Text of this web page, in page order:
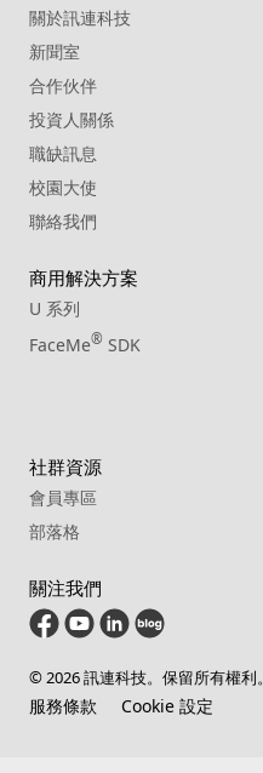
關於訊連科技
新聞室
合作伙伴
投資人關係
職缺訊息
校園大使
聯絡我們
商用解決方案
U 系列
FaceMe® SDK
社群資源
會員專區
部落格
關注我們
© 2026 訊連科技。保留所有權利。
服務條款
Cookie 設定